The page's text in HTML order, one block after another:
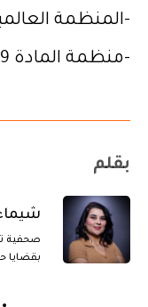
-المنظمة
-منظمة المادة 19
بقلم
صحفية
بقضايا